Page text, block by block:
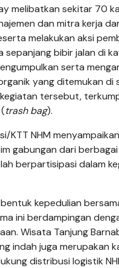
melibatkan sekitar 70
dan mitra kerja
melakukan aksi
sepanjang bibir jalan di
serta
yang ditemukan di
tersebut,
trash bag).
KTT NHM
gabungan dari berbagai
berpartisipasi dalam
kepedulian
ini berdampingan
Wisata Tanjung
indah juga merupakan
distribusi logistik